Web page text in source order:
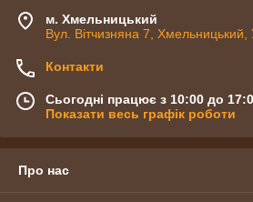
м. Хмельницький
Вул. Вітчизняна 7, Хмельницький,
Контакти
Сьогодні працює з 10:00 до
Показати весь графік роботи
Про нас